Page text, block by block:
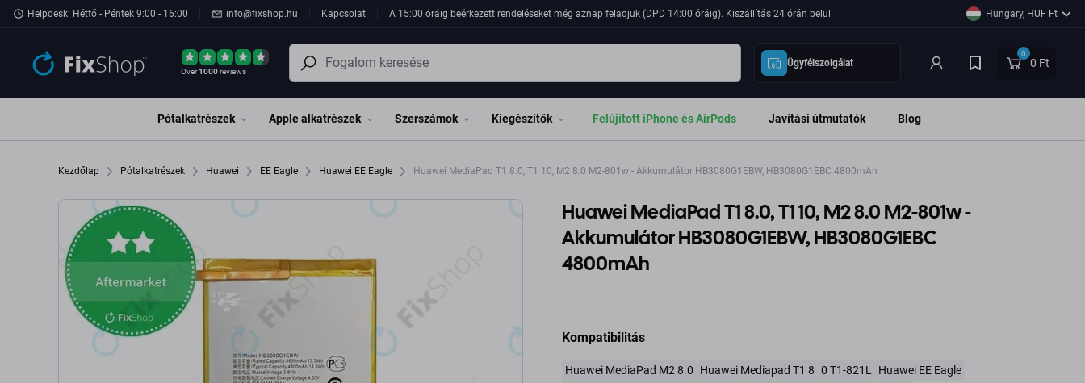
Ugrás az oldal fő részéhez
Helpdesk: Hétfő - Péntek 9:00 - 16:00 info@fixshop.hu Kapcsolat A 15:00 óráig beérkezett rendeléseket még aznap feladjuk (DPD 14:00 óráig). Kiszállítás 24 órán belül. Hungary, HUF Ft
Over1000reviews
Ügyfélszolgálat
0
0 Ft
Pótalkatrészek Apple alkatrészek Szerszámok Kiegészítők Felújított iPhone és AirPods Javítási útmutatók Blog
Kezdőlap Pótalkatrészek Huawei EE Eagle Huawei EE Eagle Huawei MediaPad T1 8.0, T1 10, M2 8.0 M2-801w - Akkumulátor HB3080G1EBW, HB3080G1EBC 4800mAh
Huawei MediaPad T1 8.0, T1 10, M2 8.0 M2-801w -
Akkumulátor HB3080G1EBW, HB3080G1EBC
4800mAh
Kompatibilitás
Huawei MediaPad M2 8.0 Huawei Mediapad T1 8 0 T1-821L
Huawei EE Eagle